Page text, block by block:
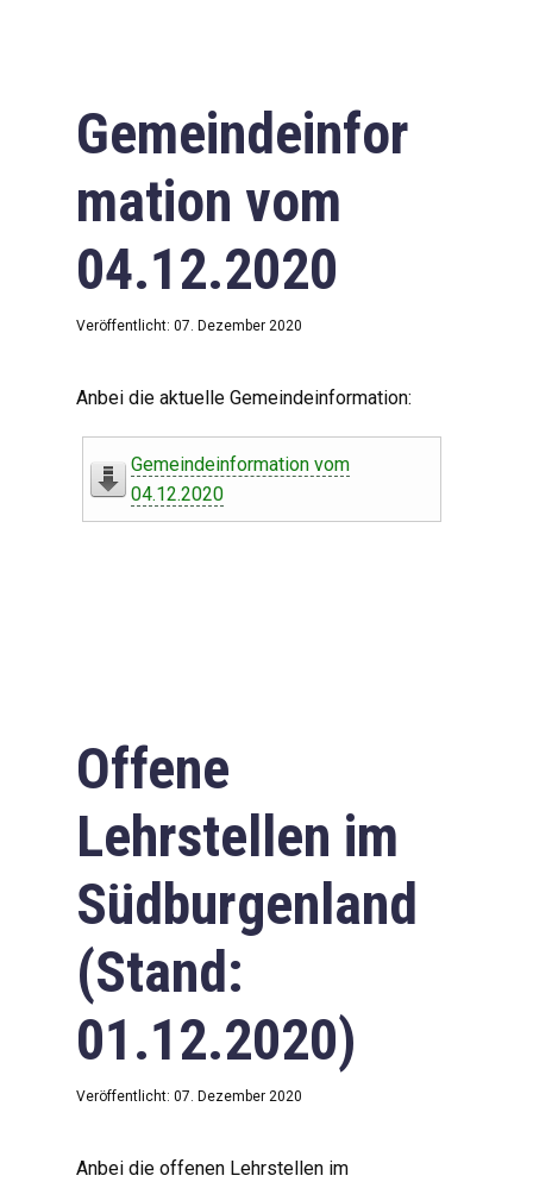
Gemeindeinfor
mation vom
04.12.2020
Veröffentlicht: 07. Dezember 2020
Anbei die aktuelle Gemeindeinformation:
Gemeindeinformation vom
04.12.2020
Offene
Lehrstellen im
Südburgenland
(Stand:
01.12.2020)
Veröffentlicht: 07. Dezember 2020
Anbei die offenen Lehrstellen im